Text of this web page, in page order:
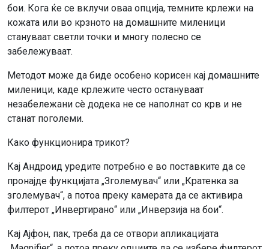
бои. Кога ќе се вклучи оваа опција, темните крлежи на
кожата или во крзното на домашните миленици
стануваат светли точки и многу полесно се
забележуваат.
Методот може да биде особено корисен кај домашните
миленици, каде крлежите често остануваат
незабележани сè додека не се наполнат со крв и не
станат поголеми.
Како функционира трикот?
Кај Андроид уредите потребно е во поставките да се
пронајде функцијата „Зголемувач“ или „Кратенка за
зголемувач“, а потоа преку камерата да се активира
филтерот „Инвертирано“ или „Инверзија на бои“.
Кај Ајфон, пак, треба да се отвори апликацијата